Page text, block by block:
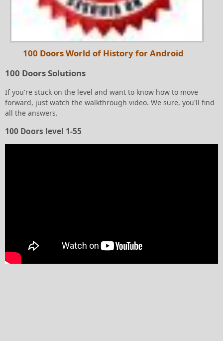
100 Doors World of History for Android
100 Doors Solutions
If you're stuck on the level and want to know how to move
forward, just watch the walkthrough video. We sure, you'll find
all the answers.
100 Doors level 1-55